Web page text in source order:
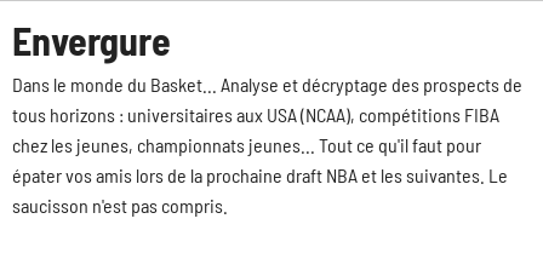
Envergure
Dans le monde du Basket... Analyse et décryptage des prospects de
tous horizons : universitaires aux USA (NCAA), compétitions FIBA
chez les jeunes, championnats jeunes... Tout ce qu'il faut pour
épater vos amis lors de la prochaine draft NBA et les suivantes. Le
saucisson n'est pas compris.